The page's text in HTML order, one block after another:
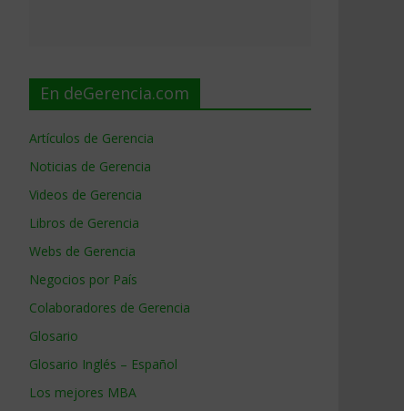
En deGerencia.com
Artículos de Gerencia
Noticias de Gerencia
Videos de Gerencia
Libros de Gerencia
Webs de Gerencia
Negocios por País
Colaboradores de Gerencia
Glosario
Glosario Inglés – Español
Los mejores MBA